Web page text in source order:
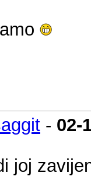
- 02-
joj